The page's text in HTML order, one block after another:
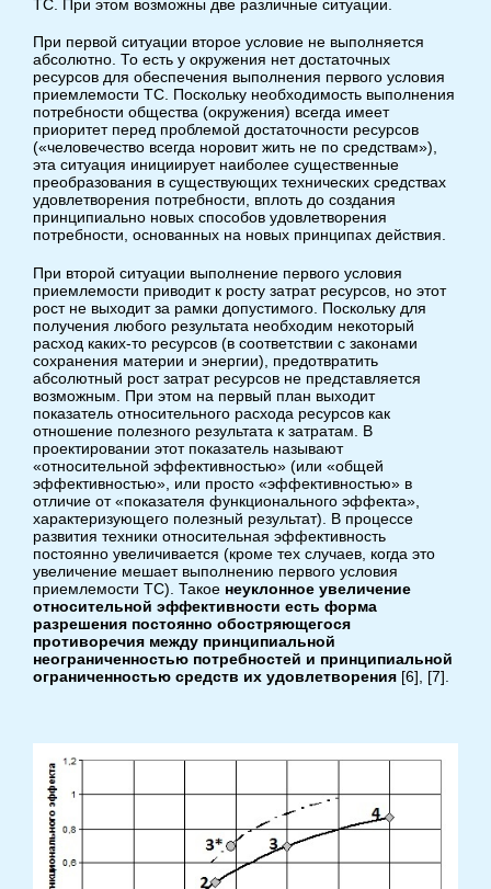
ТС. При этом возможны две различные ситуации.
При первой ситуации второе условие не выполняется
абсолютно. То есть у окружения нет достаточных
ресурсов для обеспечения выполнения первого условия
приемлемости ТС. Поскольку необходимость выполнения
потребности общества (окружения) всегда имеет
приоритет перед проблемой достаточности ресурсов
(«человечество всегда норовит жить не по средствам»),
эта ситуация инициирует наиболее существенные
преобразования в существующих технических средствах
удовлетворения потребности, вплоть до создания
принципиально новых способов удовлетворения
потребности, основанных на новых принципах действия.
При второй ситуации выполнение первого условия
приемлемости приводит к росту затрат ресурсов, но этот
рост не выходит за рамки допустимого. Поскольку для
получения любого результата необходим некоторый
расход каких-то ресурсов (в соответствии с законами
сохранения материи и энергии), предотвратить
абсолютный рост затрат ресурсов не представляется
возможным. При этом на первый план выходит
показатель относительного расхода ресурсов как
отношение полезного результата к затратам. В
проектировании этот показатель называют
«относительной эффективностью» (или «общей
эффективностью», или просто «эффективностью» в
отличие от «показателя функционального эффекта»,
характеризующего полезный результат). В процессе
развития техники относительная эффективность
постоянно увеличивается (кроме тех случаев, когда это
увеличение мешает выполнению первого условия
приемлемости ТС). Такое неуклонное увеличение
относительной эффективности есть форма
разрешения постоянно обостряющегося
противоречия между принципиальной
неограниченностью потребностей и принципиальной
ограниченностью средств их удовлетворения [6], [7].